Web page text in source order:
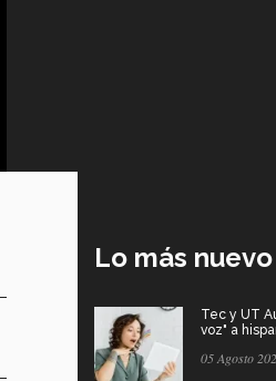
Lo más nuevo
Tec y UT
voz" a
05 Agosto